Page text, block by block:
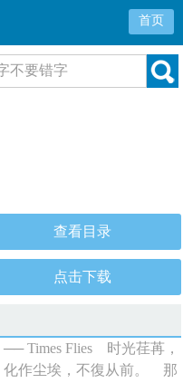
首页
查看目录
点击下载
Times Flies 时光荏苒，
作尘埃，不復从前。 那